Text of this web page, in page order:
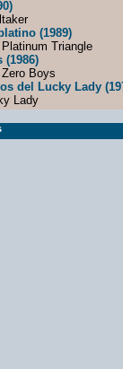
(1989)
Triangle
(1986)
Boys
del Lucky Lady
Lady